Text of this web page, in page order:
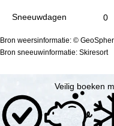
Sneeuwdagen 0
Bron weersinformatie: ©
Bron sneeuwinformatie: Skiresort
Veilig boeken